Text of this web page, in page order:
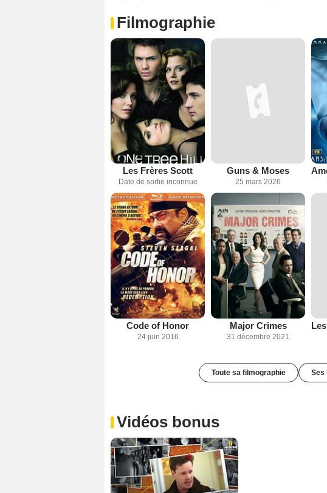
Filmographie
Les Frères Scott
Date de sortie inconnue
Guns & Moses
25 mars 2026
Code of Honor
24 juin 2016
Major Crimes
31 décembre 2021
Toute sa filmographie Ses
Vidéos bonus